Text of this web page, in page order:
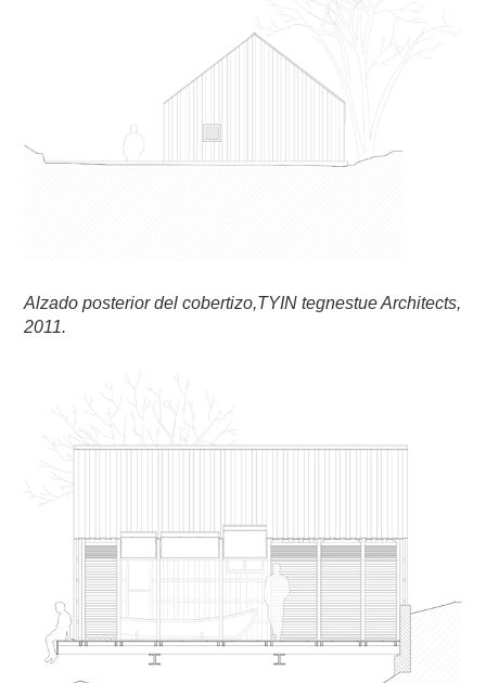
Alzado posterior del cobertizo,TYIN tegnestue Architects,
2011.